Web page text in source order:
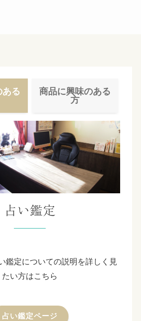
ある
商品に興味のある
方
占い鑑定
鑑定についての説明を詳しく見
たい方はこちら
占い鑑定ページ